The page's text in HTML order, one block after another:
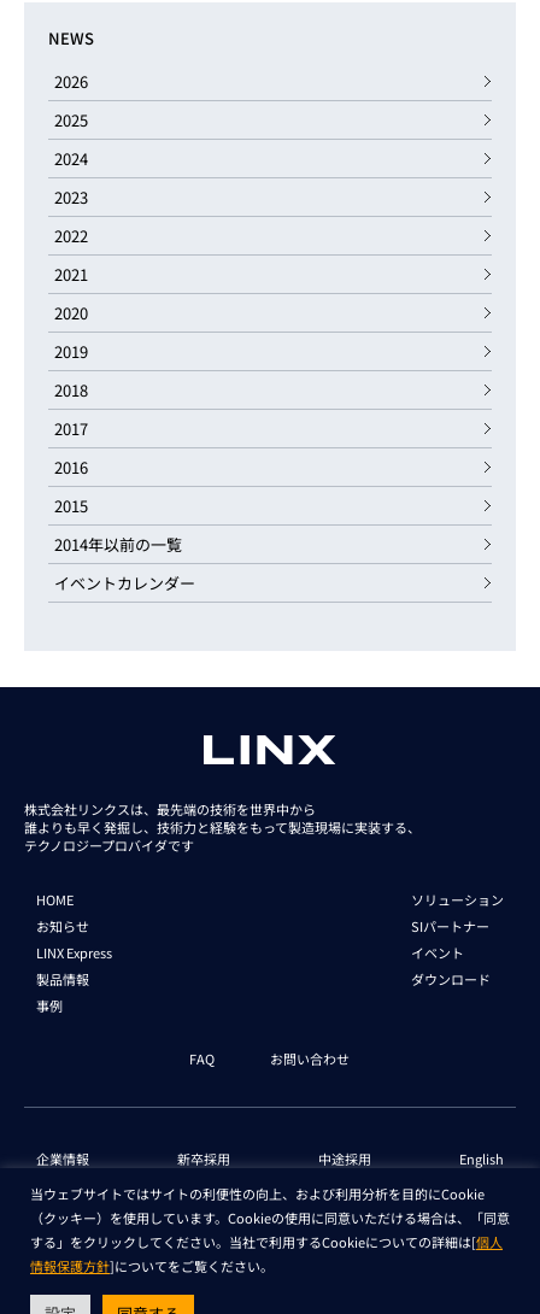
NEWS
2026
2025
2024
2023
2022
2021
2020
2019
2018
2017
2016
2015
2014年以前の一覧
イベントカレンダー
株式会社リンクスは、最先端の技術を世界中から
誰よりも早く発掘し、技術力と経験をもって製造現場に実装する、
テクノロジープロバイダです
HOME
お知らせ
LINX Express
製品情報
事例
ソリューション
SIパートナー
イベント
ダウンロード
FAQ お問い合わせ
企業情報 新卒採用 中途採用 English
個人情報保護法 情報 セキュリティ基本方針
Copyright © LINX Corporation. All Rights Reserved.
当ウェブサイトではサイトの利便性の向上、および利用分析を目的にCookie
（クッキー）を使用しています。Cookieの使用に同意いただける場合は、「同意
する」をクリックしてください。当社で利用するCookieについての詳細は[個人
情報保護方針]についてをご覧ください。